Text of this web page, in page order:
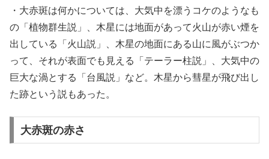
・大赤斑は何かについては、大気中を漂うコケのようなも
の「植物群生説」、木星には地面があって火山が赤い煙を
出している「火山説」、木星の地面にある山に風がぶつか
って、それが表面でも見える「テーラー柱説」、大気中の
巨大な渦とする「台風説」など。木星から彗星が飛び出し
た跡という説もあった。
大赤斑の赤さ